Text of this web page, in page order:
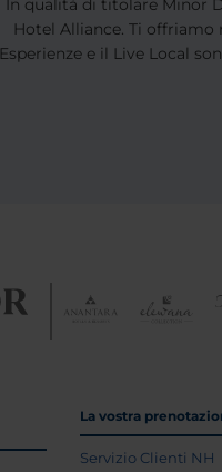
In qualità di titolare Minor
Hotel Alliance. Ti
Esperienze e il Live Local
La vostra
Servizio Clienti NH